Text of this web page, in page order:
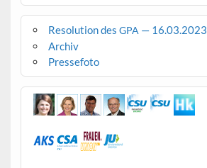
Resolution des GPA — 16.03.2023
Archiv
Pressefoto